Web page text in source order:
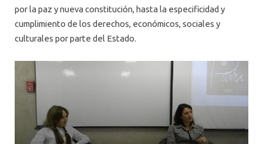
por la paz y nueva constitución, hasta la especificidad y
cumplimiento de los derechos, económicos, sociales y
culturales por parte del Estado.